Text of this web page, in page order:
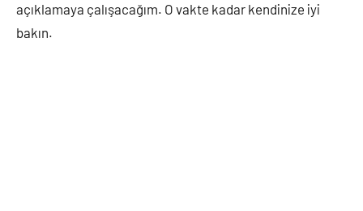
açıklamaya çalışacağım. O vakte kadar kendinize iyi
bakın.